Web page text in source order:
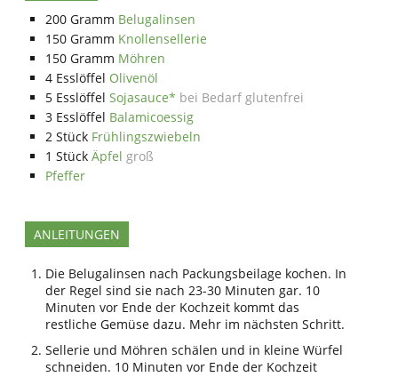
200 Gramm Belugalinsen
150 Gramm Knollensellerie
150 Gramm Möhren
4 Esslöffel Olivenöl
5 Esslöffel Sojasauce* bei Bedarf glutenfrei
3 Esslöffel Balamicoessig
2 Stück Frühlingszwiebeln
1 Stück Äpfel groß
Pfeffer
ANLEITUNGEN
Die Belugalinsen nach Packungsbeilage kochen. In
der Regel sind sie nach 23-30 Minuten gar. 10
Minuten vor Ende der Kochzeit kommt das
restliche Gemüse dazu. Mehr im nächsten Schritt.
Sellerie und Möhren schälen und in kleine Würfel
schneiden. 10 Minuten vor Ende der Kochzeit